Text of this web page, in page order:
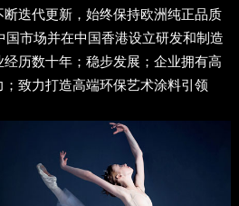
迭代更新，始终保持欧洲纯正品质
国市场并在中国香港设立研发和制造
历数十年；稳步发展；企业拥有高
致力打造高端环保艺术涂料引领